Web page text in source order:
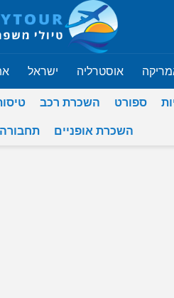
אוסטרליה ישראל
ספורט השכרת רכב
השכרת אופניים תחבורה